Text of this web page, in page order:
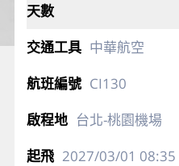
中華航空
CI130
台北-桃園機場
2027/03/01 08:35